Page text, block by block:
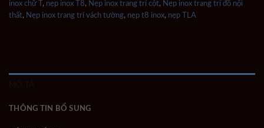
inox chữ T , nẹp inox T8, Nẹp inox trang trí cột, Nẹp inox trang trí đồ nội
thất, Nẹp inox trang trí vách tường, nẹp t8 inox, nẹp TLA
THÔNG TIN BỔ SUNG